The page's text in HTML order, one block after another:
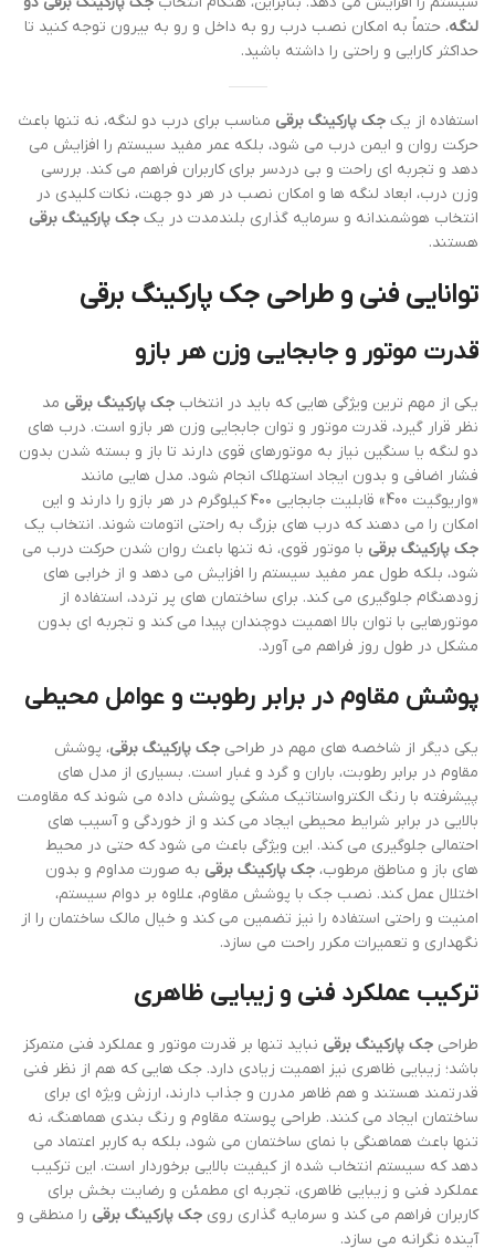
لنگه، حتماً به امکان نصب درب رو به داخل و رو به بیرون توجه کنید تا
حداکثر کارایی و راحتی را داشته باشید.
استفاده از یک جک پارکینگ برقی مناسب برای درب دو لنگه، نه تنها باعث
حرکت روان و ایمن درب می شود، بلکه عمر مفید سیستم را افزایش می
دهد و تجربه ای راحت و بی دردسر برای کاربران فراهم می کند. بررسی
وزن درب، ابعاد لنگه ها و امکان نصب در هر دو جهت، نکات کلیدی در
انتخاب هوشمندانه و سرمایه گذاری بلندمدت در یک جک پارکینگ برقی
هستند.
توانایی فنی و طراحی جک پارکینگ برقی
قدرت موتور و جابجایی وزن هر بازو
یکی از مهم ترین ویژگی هایی که باید در انتخاب جک پارکینگ برقی مد
نظر قرار گیرد، قدرت موتور و توان جابجایی وزن هر بازو است. درب های
دو لنگه یا سنگین نیاز به موتورهای قوی دارند تا باز و بسته شدن بدون
فشار اضافی و بدون ایجاد استهلاک انجام شود. مدل هایی مانند
«واریوگیت 400» قابلیت جابجایی ۴۰۰ کیلوگرم در هر بازو را دارند و این
امکان را می دهند که درب های بزرگ به راحتی اتومات شوند. انتخاب یک
جک پارکینگ برقی با موتور قوی، نه تنها باعث روان شدن حرکت درب می
شود، بلکه طول عمر مفید سیستم را افزایش می دهد و از خرابی های
زودهنگام جلوگیری می کند. برای ساختمان های پر تردد، استفاده از
موتورهایی با توان بالا اهمیت دوچندان پیدا می کند و تجربه ای بدون
مشکل در طول روز فراهم می آورد.
پوشش مقاوم در برابر رطوبت و عوامل محیطی
یکی دیگر از شاخصه های مهم در طراحی جک پارکینگ برقی، پوشش
مقاوم در برابر رطوبت، باران و گرد و غبار است. بسیاری از مدل های
پیشرفته با رنگ الکترواستاتیک مشکی پوشش داده می شوند که مقاومت
بالایی در برابر شرایط محیطی ایجاد می کند و از خوردگی و آسیب های
احتمالی جلوگیری می کند. این ویژگی باعث می شود که حتی در محیط
های باز و مناطق مرطوب، جک پارکینگ برقی به صورت مداوم و بدون
اختلال عمل کند. نصب جک با پوشش مقاوم، علاوه بر دوام سیستم،
امنیت و راحتی استفاده را نیز تضمین می کند و خیال مالک ساختمان را از
نگهداری و تعمیرات مکرر راحت می سازد.
ترکیب عملکرد فنی و زیبایی ظاهری
طراحی جک پارکینگ برقی نباید تنها بر قدرت موتور و عملکرد فنی متمرکز
باشد؛ زیبایی ظاهری نیز اهمیت زیادی دارد. جک هایی که هم از نظر فنی
قدرتمند هستند و هم ظاهر مدرن و جذاب دارند، ارزش ویژه ای برای
ساختمان ایجاد می کنند. طراحی پوسته مقاوم و رنگ بندی هماهنگ، نه
تنها باعث هماهنگی با نمای ساختمان می شود، بلکه به کاربر اعتماد می
دهد که سیستم انتخاب شده از کیفیت بالایی برخوردار است. این ترکیب
عملکرد فنی و زیبایی ظاهری، تجربه ای مطمئن و رضایت بخش برای
کاربران فراهم می کند و سرمایه گذاری روی جک پارکینگ برقی را منطقی و
آینده نگرانه می سازد.